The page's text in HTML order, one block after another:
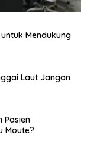
Mendukung
Laut Jangan
Pasien
Moute?